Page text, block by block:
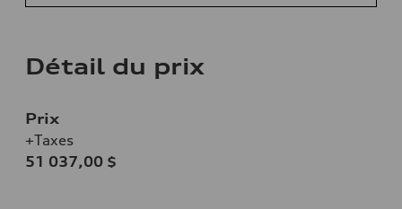
Détail du prix
Prix
+Taxes
51 037,00 $